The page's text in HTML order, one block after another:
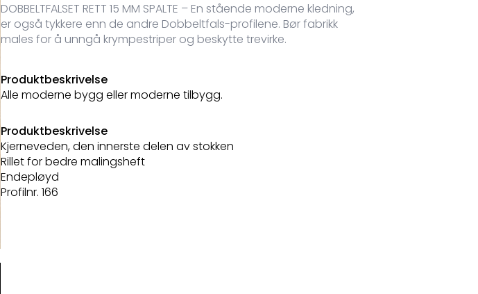
DOBBELTFALSET RETT 15 MM SPALTE – En stående moderne kledning,
er også tykkere enn de andre Dobbeltfals-profilene. Bør fabrikk
males for å unngå krympestriper og beskytte trevirke.
Produktbeskrivelse
Alle moderne bygg eller moderne tilbygg.
Produktbeskrivelse
Kjerneveden, den innerste delen av stokken
Rillet for bedre malingsheft
Endepløyd
Profilnr. 166